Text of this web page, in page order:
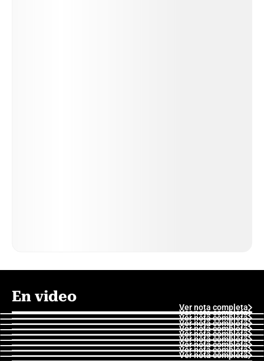
En video
Ver nota completa
Ver nota completa
Ver nota completa
Ver nota completa
Ver nota completa
Ver nota completa
Ver nota completa
Ver nota completa
Ver nota completa
Ver nota completa